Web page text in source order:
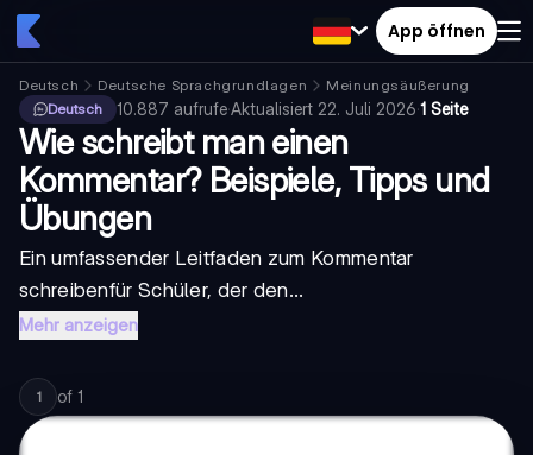
App öffnen
Deutsch Deutsche Sprachgrundlagen
Meinungsäußerung
Deutsch
10.887 aufrufe·Aktualisiert 22. Juli 2026·1 Seite
Wie schreibt man einen
Kommentar? Beispiele, Tipps und
Übungen
Ein umfassender Leitfaden zum Kommentar
schreibenfür Schüler, der den...
Mehr anzeigen
1 of 1